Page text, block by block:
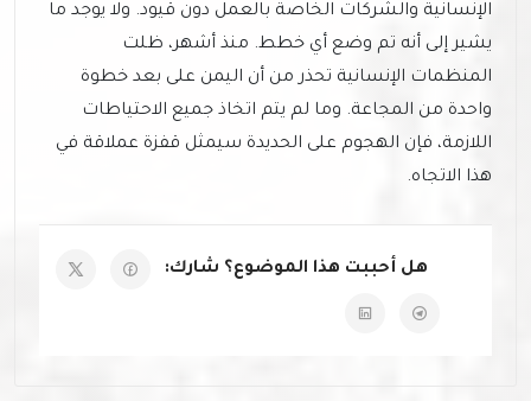
الإنسانية والشركات الخاصة بالعمل دون قيود. ولا يوجد ما
يشير إلى أنه تم وضع أي خطط. منذ أشهر، ظلت
المنظمات الإنسانية تحذر من أن اليمن على بعد خطوة
واحدة من المجاعة. وما لم يتم اتخاذ جميع الاحتياطات
اللازمة، فإن الهجوم على الحديدة سيمثل قفزة عملاقة في
هذا الاتجاه.
هل أحببت هذا الموضوع؟ شارك: